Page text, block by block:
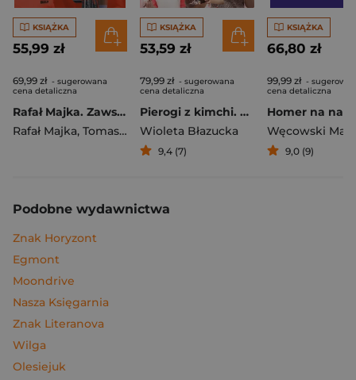
KSIĄŻKA
55,99 zł
69,99 zł - sugerowana
cena detaliczna
Rafał Majka. Zawsze z przodu. Rozmawia Tomasz Kalemba - książka z autografem
Rafał Majka, Tomasz Kalemba
KSIĄŻKA
53,59 zł
79,99 zł - sugerowana
cena detaliczna
Pierogi z kimchi. Moje ulubione azjatyckie przepisy
Wioleta Błazucka
9,4 (7)
KSIĄŻKA
66,80 zł
99,99 zł -
cena detaliczna
Węcowski
9,0 (9)
Podobne wydawnictwa
Znak Horyzont
Egmont
Moondrive
Nasza Księgarnia
Znak Literanova
Wilga
Olesiejuk